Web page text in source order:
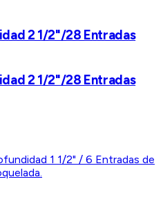
2 1/2"/28 Entradas
2 1/2"/28 Entradas